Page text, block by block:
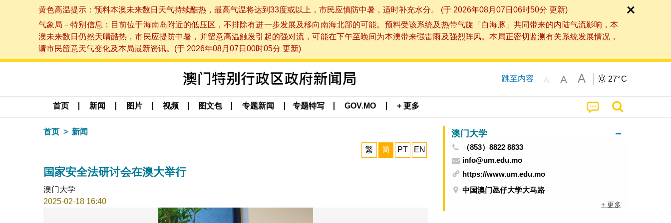
黄色高温提示：预料本澳未来数日天气持续酷热，最高气温将达到33度或以上，市民应慎防中暑，适时补充水分。 (于 2026年08月07日06时50分 更新)
气象局－特别信息：目前位于海南岛附近的低压区，不排除有进一步发展及移向南海北部的可能。预料受该系统及热带气旋「白海豚」共同带来的内陆气流影响，本
澳未来数日仍然天晴酷热，市民应提防中暑，并留意高温触发引起的强对流，可能在下午至晚间为本澳带来强雷雨及强烈阵风。本局正密切监测有关系统发展情况，
请市民留意天气变化及本局最新资讯。(于 2026年08月07日00时05分 更新)
跳至内容 A A A 27°C
首页 新闻 图片 视频 图文包 专题新闻 专题特写 GOV.MO + 更多
首页 新闻
繁 简 PT EN
国家安全法研讨会在澳大举行
澳门大学
2025-02-18 16:40
澳门大学
（853）8822 8833
info@um.edu.mo
https://www.um.edu.mo
中国澳门氹仔大学大马路
+ 更多